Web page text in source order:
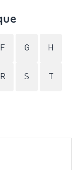
F G H
R S